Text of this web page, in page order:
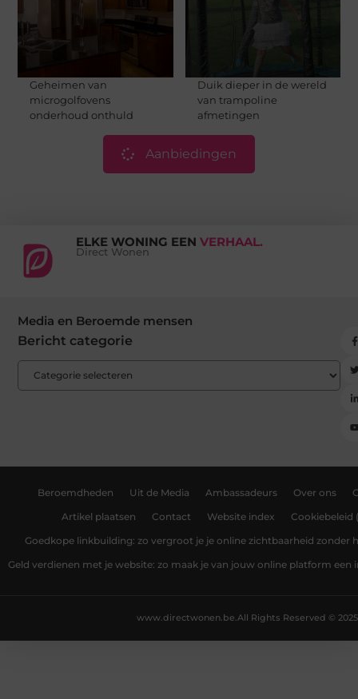
Geheimen van
microgolfovens
onderhoud onthuld
Duik dieper in de wereld
van trampoline
afmetingen
Aanbiedingen
ELKE WONING EEN VERHAAL.
Direct Wonen
Media en Beroemde mensen
Bericht categorie
Beroemdheden Uit de Media Ambassadeurs Over ons
Artikel plaatsen Contact Website index Cookiebeleid
Goedkope linkbuilding: zo vergroot je je online zichtbaarheid zonder
Geld verdienen met je website: zo maak je van jouw online platform
All Rights Reserved © 2025
www.directwonen.be.